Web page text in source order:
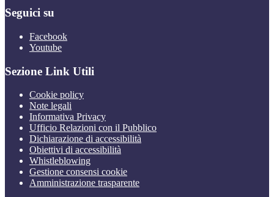
Seguici su
Facebook
Youtube
Sezione Link Utili
Cookie policy
Note legali
Informativa Privacy
Ufficio Relazioni con il Pubblico
Dichiarazione di accessibilità
Obiettivi di accessibilità
Whistleblowing
Gestione consensi cookie
Amministrazione trasparente